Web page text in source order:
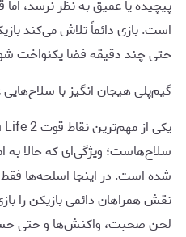
پیچیده یا عمیق به نظر نرسد،
است. بازی دائماً تلاش می‌کند
حتی چند دقیقه فضا یکنواخت
گیم‌پلی هیجان انگیز با
سلاح‌هاست؛ ویژگی‌ای که حالا
شده است. در اینجا اسلحه‌ها فقط
نقش همراهان دائمی بازیکن را
لحن صحبت، واکنش‌ها و حتی